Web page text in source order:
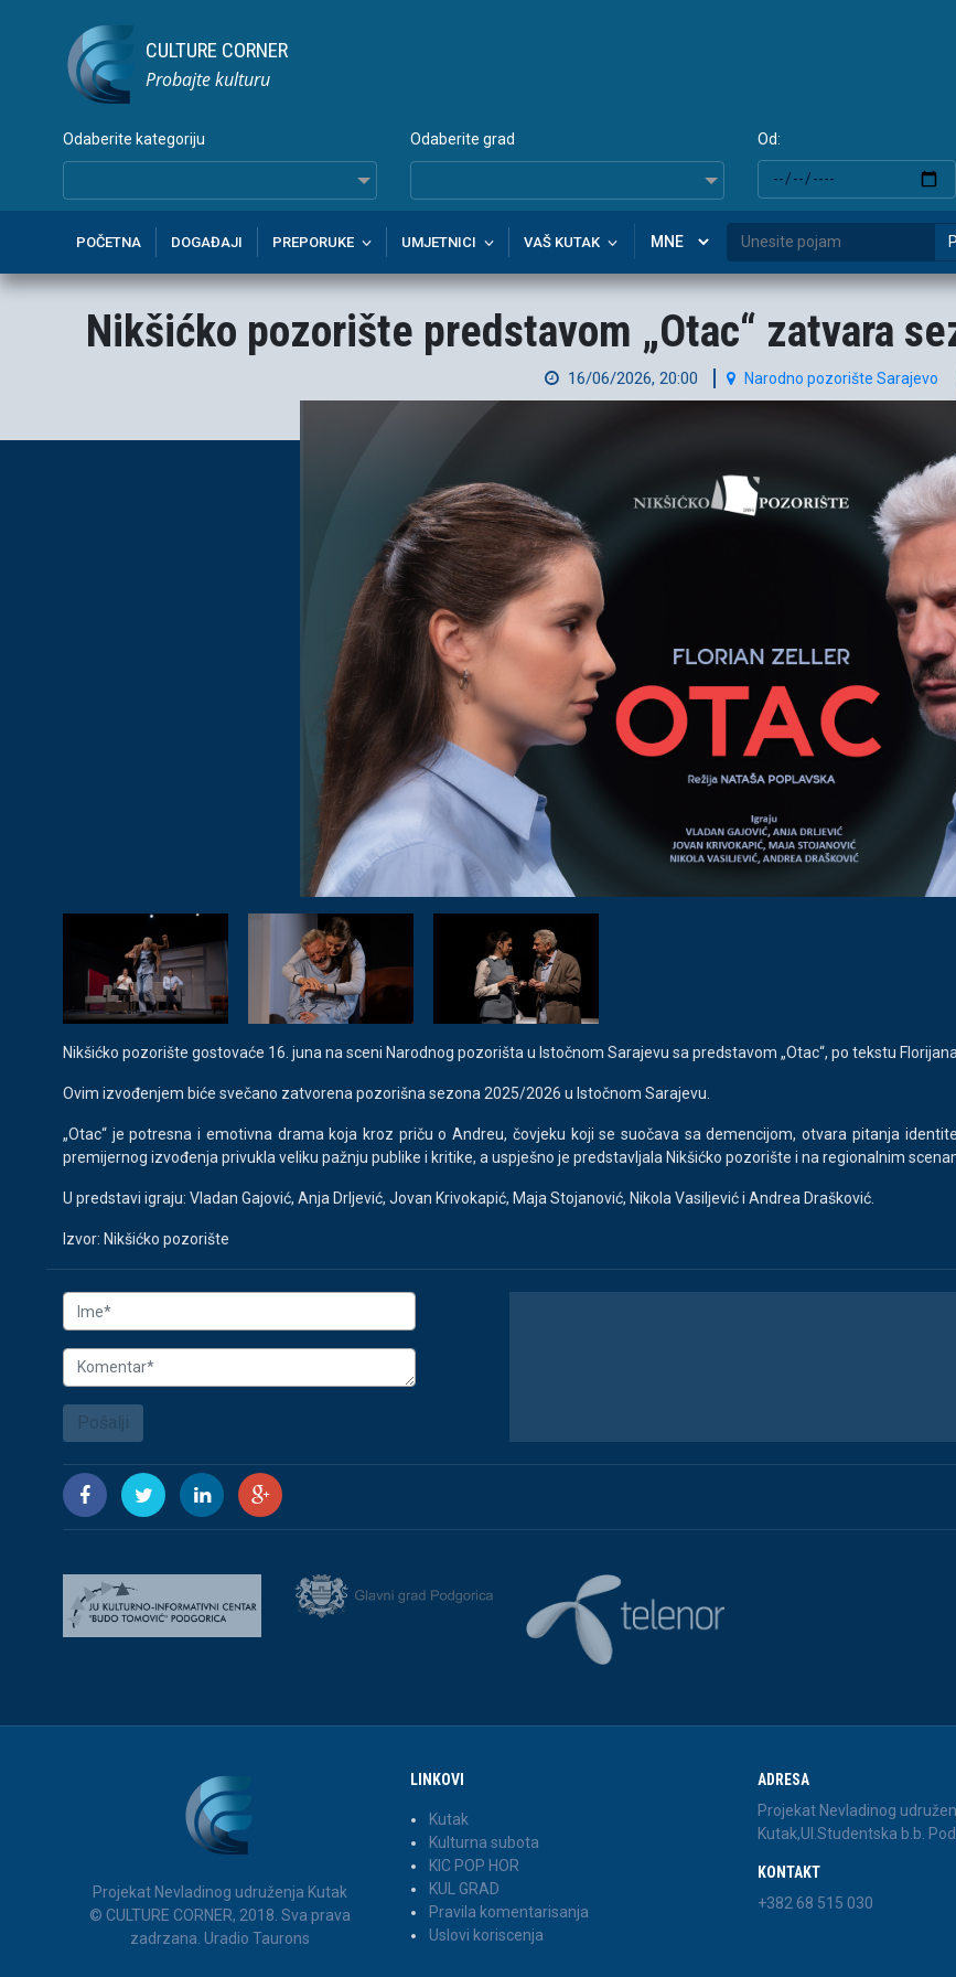
CULTURE CORNER
Probajte kulturu
Odaberite kategoriju Odaberite grad Od:
POČETNA DOGAĐAJI PREPORUKE UMJETNICI VAŠ KUTAK
Nikšićko pozorište predstavom „Otac“ zatvara
16/06/2026, 20:00 Narodno pozorište Sarajevo
Nikšićko pozorište gostovaće 16. juna na sceni Narodnog pozorišta u Istočnom Sarajevu sa predstavom „Otac“, po tekstu
Ovim izvođenjem biće svečano zatvorena pozorišna sezona 2025/2026 u Istočnom Sarajevu.
„Otac“ je potresna i emotivna drama koja kroz priču o Andreu, čovjeku koji se suočava sa demencijom, otvara pitanja
premijernog izvođenja privukla veliku pažnju publike i kritike, a uspješno je predstavljala Nikšićko pozorište i na regionalnim
U predstavi igraju: Vladan Gajović, Anja Drljević, Jovan Krivokapić, Maja Stojanović, Nikola Vasiljević i Andrea Drašković.
Izvor: Nikšićko pozorište
Projekat Nevladinog udruženja Kutak
© CULTURE CORNER, 2018. Sva prava
zadrzana. Uradio Taurons
LINKOVI
Kutak
Kulturna subota
KIC POP HOR
KUL GRAD
Pravila komentarisanja
Uslovi koriscenja
ADRESA
Projekat Nevladinog
Kutak,Ul.Studentska b.b.
KONTAKT
+382 68 515 030